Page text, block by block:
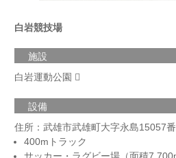
白岩競技場
施設
白岩運動公園
設備
住所： 武雄市武雄町大字永島15057
400mトラック